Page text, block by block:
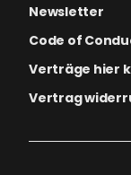
Newsletter
Code of
Verträge hier
Vertrag